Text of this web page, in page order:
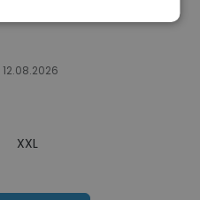
12.08.2026
XXL